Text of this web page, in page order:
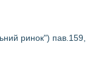
ринок") пав.159,